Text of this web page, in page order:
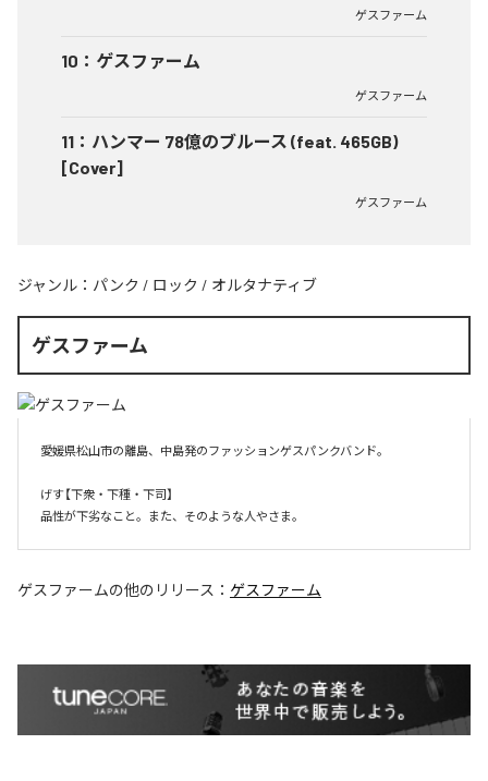
ゲスファーム
10 ： ゲスファーム
ゲスファーム
11 ： ハンマー 78億のブルース (feat. 465GB)
[Cover]
ゲスファーム
ジャンル： パンク / ロック / オルタナティブ
ゲスファーム
愛媛県松山市の離島、中島発のファッションゲスパンクバンド。
げす【下衆・下種・下司】
品性が下劣なこと。また、そのような人やさま。
ゲスファームの他のリリース： ゲスファーム